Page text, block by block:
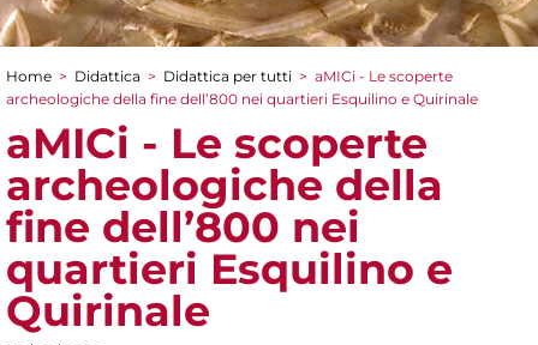
Tu sei qui
Home > Didattica > Didattica per tutti > aMICi - Le scoperte
archeologiche della fine dell’800 nei quartieri Esquilino e Quirinale
aMICi - Le scoperte
archeologiche della
fine dell’800 nei
quartieri Esquilino e
Quirinale